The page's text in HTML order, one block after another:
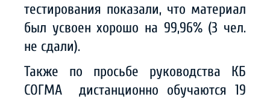
тестирования показали, что материал
был усвоен хорошо на 99,96% (3 чел.
не сдали).
Также по просьбе руководства КБ
СОГМА дистанционно обучаются 19